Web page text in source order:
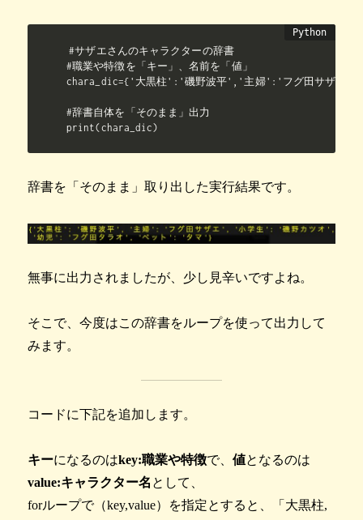
#サザエさんのキャラクターの辞書
#職業や特徴を「キー」、名前を「値」
chara_dic={'大黒柱':'磯野波平','主婦':'フグ田サザ
#辞書自体を「そのまま」出力
print(chara_dic)
辞書を「そのまま」取り出した実行結果です。
無事に出力されましたが、少し見辛いですよね。
そこで、今度はこの辞書をループを使って出力して
みます。
コードに下記を追加します。
キーになるのはkey:職業や特徴で、値となるのは
value:キャラクター名 として、
forループで（key,value）を指定とすると、「大黒柱,